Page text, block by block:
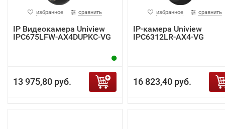
избранное сравнить
IP Видеокамера Uniview
IPC675LFW-AX4DUPKC-VG
13 975,80 руб.
избранное сравнить
IP-камера Uniview
IPC6312LR-AX4-VG
16 823,40 руб.